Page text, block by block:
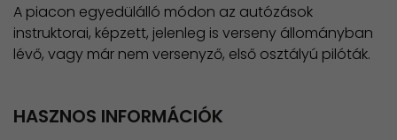
​A piacon egyedülálló módon az autózások
instruktorai, képzett, jelenleg is verseny állományban
lévő, vagy már nem versenyző, első osztályú pilóták.
HASZNOS INFORMÁCIÓK